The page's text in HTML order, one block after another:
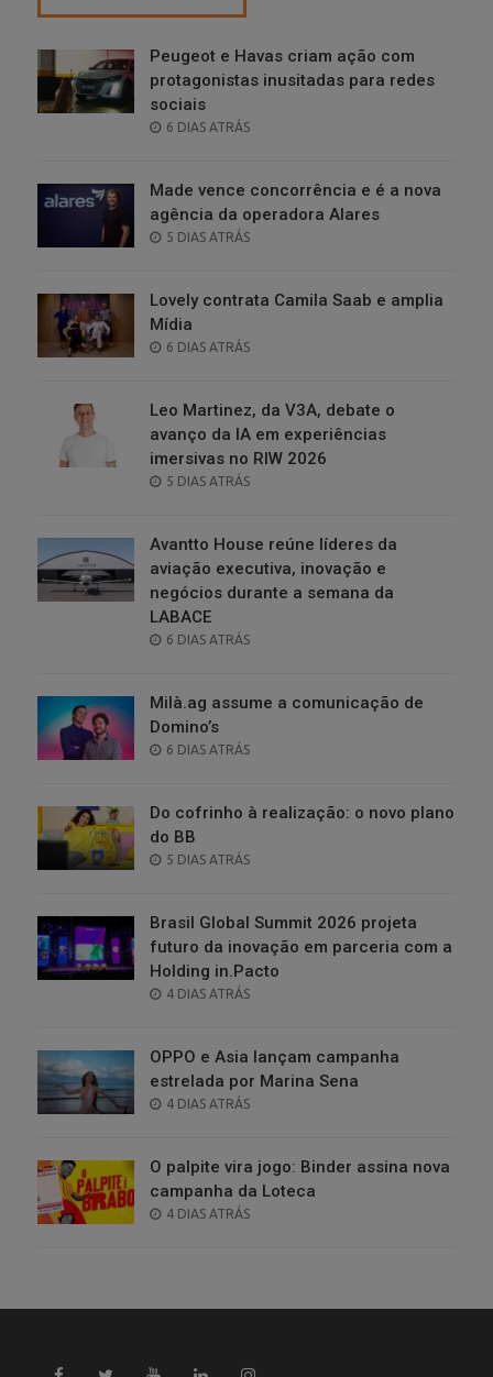
Peugeot e Havas criam ação com
protagonistas inusitadas para redes
sociais
POSTED
6 DIAS ATRÁS
Made vence concorrência e é a nova
agência da operadora Alares
POSTED
5 DIAS ATRÁS
Lovely contrata Camila Saab e amplia
Mídia
POSTED
6 DIAS ATRÁS
Leo Martinez, da V3A, debate o
avanço da IA em experiências
imersivas no RIW 2026
POSTED
5 DIAS ATRÁS
Avantto House reúne líderes da
aviação executiva, inovação e
negócios durante a semana da
LABACE
POSTED
6 DIAS ATRÁS
Milà.ag assume a comunicação de
Domino’s
POSTED
6 DIAS ATRÁS
Do cofrinho à realização: o novo plano
do BB
POSTED
5 DIAS ATRÁS
Brasil Global Summit 2026 projeta
futuro da inovação em parceria com a
Holding in.Pacto
POSTED
4 DIAS ATRÁS
OPPO e Asia lançam campanha
estrelada por Marina Sena
POSTED
4 DIAS ATRÁS
O palpite vira jogo: Binder assina nova
campanha da Loteca
POSTED
4 DIAS ATRÁS